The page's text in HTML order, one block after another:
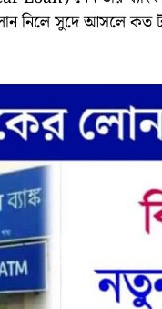
নিলে সুদে আসলে